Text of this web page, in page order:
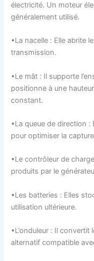
électricité. Un moteur
généralement utilisé.
•La nacelle : Elle abrite
transmission.
•Le mât : Il supporte
positionne à une
constant.
•La queue de direction :
pour optimiser la capture
•Le contrôleur de
produits par le
•Les batteries : Elles
utilisation ultérieure.
•L’onduleur : Il
alternatif compatible